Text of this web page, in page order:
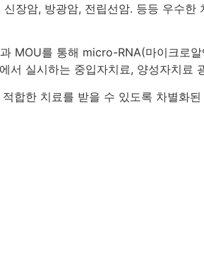
장암, 방광암, 전립선암. 등등 우수
MOU를 통해 micro-RNA(마이크로
실시하는 중입자치료, 양성자치료
합한 치료를 받을 수 있도록 차별화